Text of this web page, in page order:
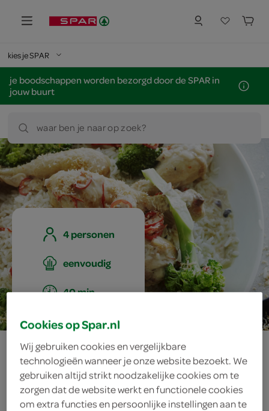
kies je SPAR
je boodschappen worden bezorgd door de SPAR in
jouw buurt
waar ben je naar op zoek?
4 personen
eenvoudig
40 min.
kip met kokos en
rode peper
Cookies op Spar.nl
Wij gebruiken cookies en vergelijkbare
technologieën wanneer je onze website bezoekt. We
gebruiken altijd strikt noodzakelijke cookies om te
zorgen dat de website werkt en functionele cookies
om extra functies en persoonlijke instellingen aan te